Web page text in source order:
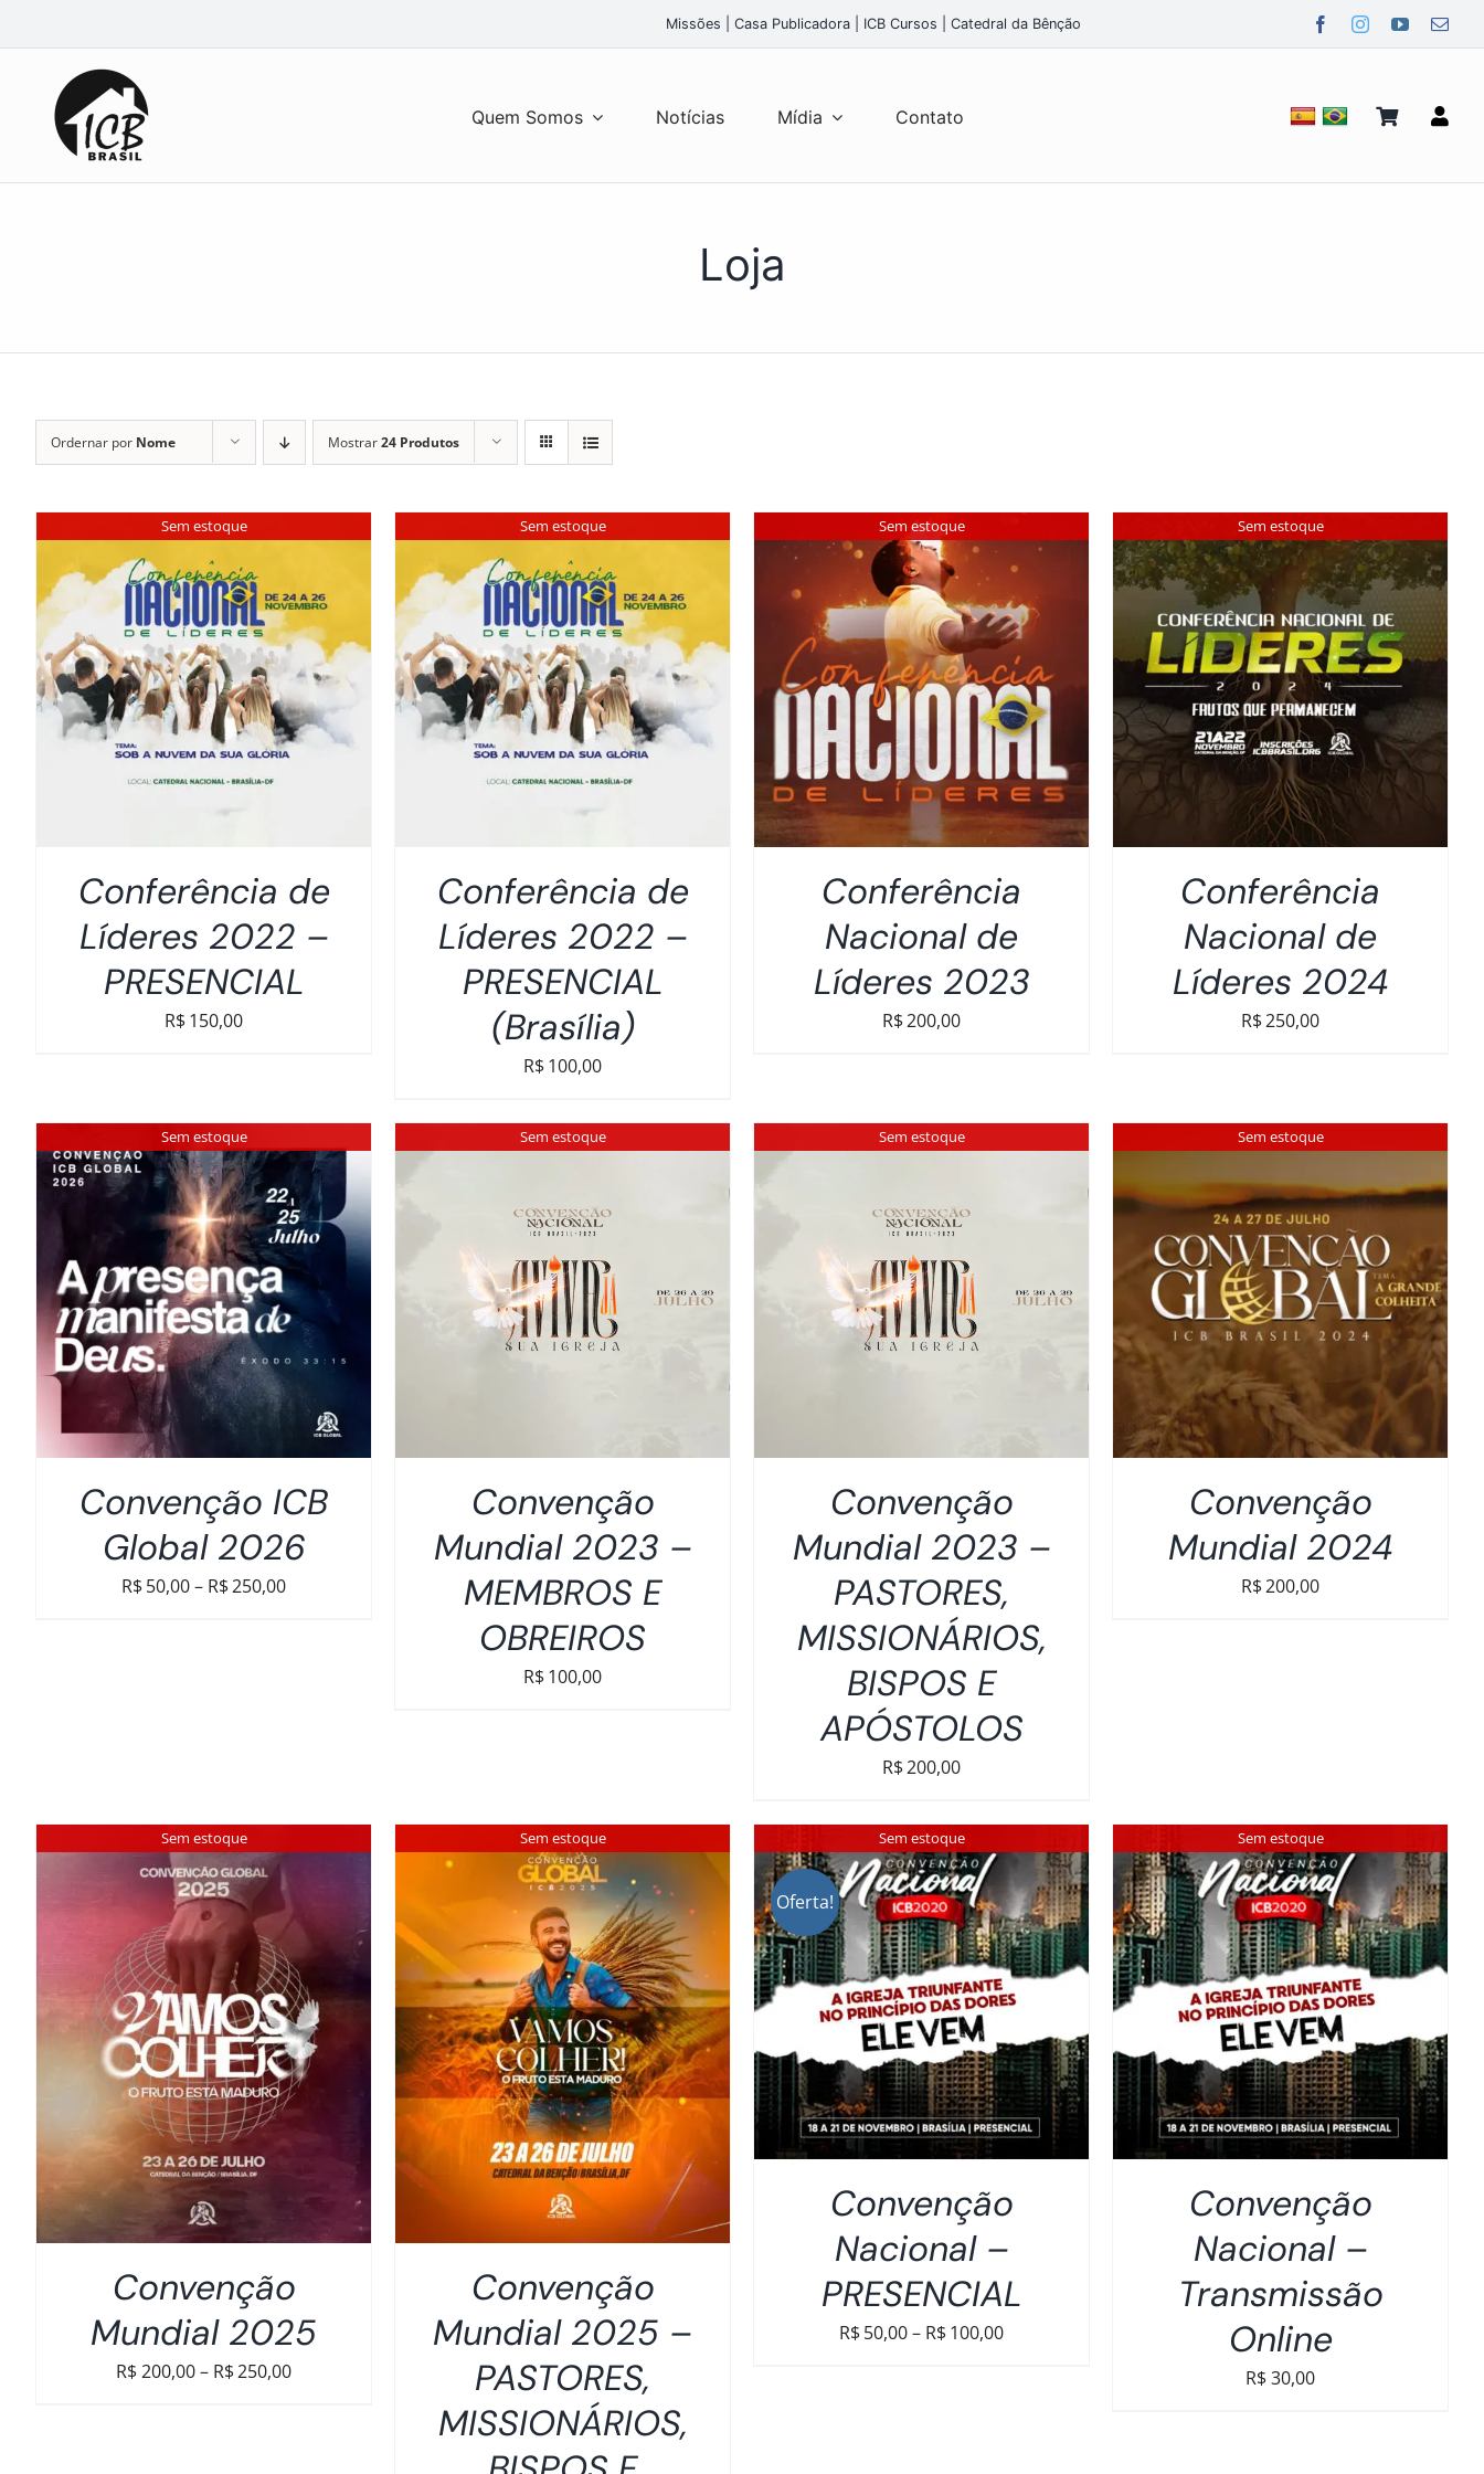
para
conteúdo
Missões |Casa Publicadora ICB Cursos |Catedral da Bênção
Quem Somos Notícias Mídia Contato
Loja
Ordernar por Nome Mostrar24 Produtos
Sem estoque
Conferência de
Líderes 2022 –
PRESENCIAL
R$150,00
Sem estoque
DETALHES
Conferência de
Líderes 2022 –
PRESENCIAL
(Brasília)
R$100,00
Sem estoque
DETALHES
Conferência
Nacional de
Líderes 2023
R$200,00
Sem estoque
DETALHES
Conferência
Nacional de
Líderes 2024
R$250,00
Sem estoque
Convenção ICB
Global 2026
R$50,00– R$250,00Faixa
Sem estoque
DETALHES
Convenção
Mundial 2023 –
MEMBROS E
OBREIROS
R$100,00
Sem estoque
DETALHES
Convenção
Mundial 2023 –
PASTORES,
MISSIONÁRIOS,
BISPOS E
APÓSTOLOS
R$200,00
Sem estoque
DETALHES
Convenção
Mundial 2024
R$200,00
Sem estoque
Convenção
Mundial 2025
R$200,00 – R$250,00Faixa
Sem estoque
DETALHES
Convenção
Mundial 2025 –
PASTORES,
MISSIONÁRIOS,
Sem estoque
Oferta!
DETALHES
Convenção
Nacional –
PRESENCIAL
R$50,00– R$100,00Faixa
Sem estoque
DETALHES
Convenção
Nacional –
Transmissão
Online
R$30,00